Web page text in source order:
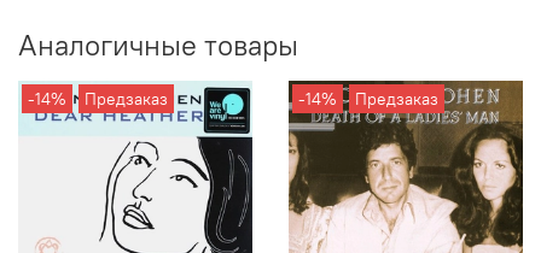
Аналогичные товары
-14% Предзаказ -14% Предзаказ